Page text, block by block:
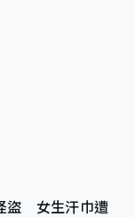
盜 女生汗巾遭